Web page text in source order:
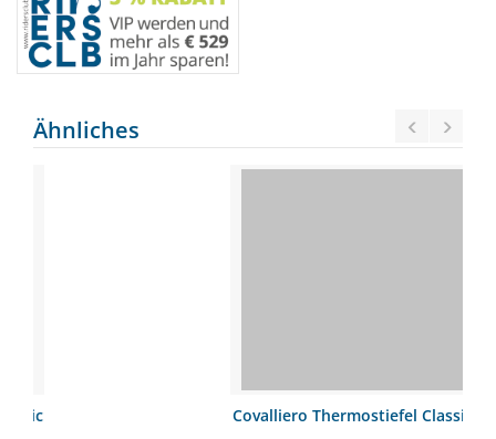
Ähnliches
Covalliero Thermostiefel Classic